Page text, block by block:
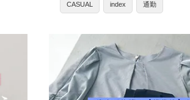
CASUAL index 通勤